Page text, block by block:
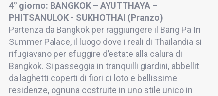
4° giorno: BANGKOK – AYUTTHAYA –
PHITSANULOK - SUKHOTHAI (Pranzo)
Partenza da Bangkok per raggiungere il Bang Pa In
Summer Palace, il luogo dove i reali di Thailandia si
rifugiavano per sfuggire d’estate alla calura di
Bangkok. Si passeggia in tranquilli giardini, abbelliti
da laghetti coperti di fiori di loto e bellissime
residenze, ognuna costruite in uno stile unico in